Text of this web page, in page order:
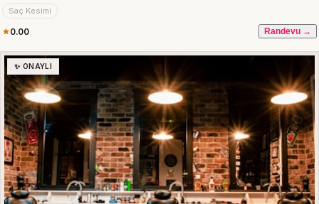
Saç Kesimi
0.00 Randevu →
✨ ONAYLI